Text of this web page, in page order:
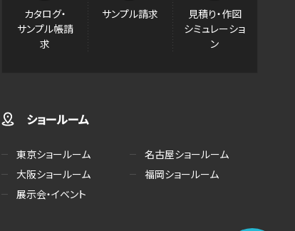
カタログ・
サンプル帳請
求
サンプル請求
見積り・作図
シミュレーショ
ン
ショールーム
東京ショールーム
名古屋ショールーム
大阪ショールーム
福岡ショールーム
展示会・イベント